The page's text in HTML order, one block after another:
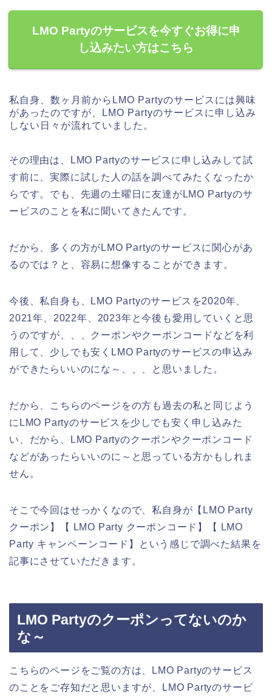
LMO Partyのサービスを今すぐお得に申
し込みたい方はこちら
私自身、数ヶ月前からLMO Partyのサービスには興味
があったのですが、LMO Partyのサービスに申し込み
しない日々が流れていました。
その理由は、LMO Partyのサービスに申し込みして試
す前に、実際に試した人の話を調べてみたくなったか
らです。でも、先週の土曜日に友達がLMO Partyのサ
ービスのことを私に聞いてきたんです。
だから、多くの方がLMO Partyのサービスに関心があ
るのでは？と、容易に想像することができます。
今後、私自身も、LMO Partyのサービスを2020年、
2021年、2022年、2023年と今後も愛用していくと思
うのですが、、、クーポンやクーポンコードなどを利
用して、少しでも安くLMO Partyのサービスの申込み
ができたらいいのにな～、、、と思いました。
だから、こちらのページをの方も過去の私と同じよう
にLMO Partyのサービスを少しでも安く申し込みた
い、だから、LMO Partyのクーポンやクーポンコード
などがあったらいいのに～と思っている方かもしれま
せん。
そこで今回はせっかくなので、私自身が【LMO Party
クーポン】【 LMO Party クーポンコード】【 LMO
Party キャンペーンコード】という感じで調べた結果を
記事にさせていただきます。
LMO Partyのクーポンってないのか
な～
こちらのページをご覧の方は、LMO Partyのサービス
のことをご存知だと思いますが、LMO Partyのサービ